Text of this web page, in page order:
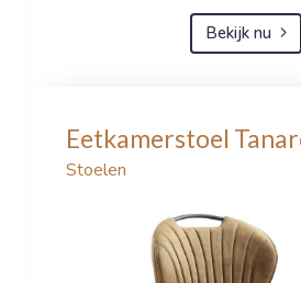
Bekijk nu
Eetkamerstoel
Stoelen